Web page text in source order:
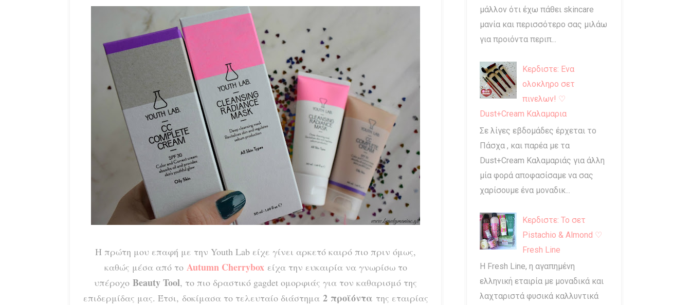
Η πρώτη μου επαφή με την Youth Lab είχε γίνει αρκετό καιρό πιο πριν όμως,
καθώς μέσα από το Autumn Cherryboxείχα την ευκαιρία να γνωρίσω το
υπέροχο Beauty Tool, το πιο δραστικό gagdet ομορφιάς για τον καθαρισμό της
επιδερμίδας μας. Έτσι, δοκίμασα το τελευταίο διάστημα 2 προϊόντα της εταιρίας
μάλλον ότι έχω πάθει skincare
μανία και περισσότερο σας μιλάω
για προιόντα περιπ...
Κερδιστε: Ενα
ολοκληρο σετ
πινελων! ♡
Dust+Cream Καλαμαρια
Σε λίγες εβδομάδες έρχεται το
Πάσχα , και παρέα με τα
Dust+Cream Καλαμαριάς για άλλη
μία φορά αποφασίσαμε να σας
χαρίσουμε ένα μοναδικ...
Κερδιστε: Το σετ
Pistachio & Almond ♡
Fresh Line
Η Fresh Line, η αγαπημένη
ελληνική εταιρία με μοναδικά και
λαχταριστά φυσικά καλλυντικά